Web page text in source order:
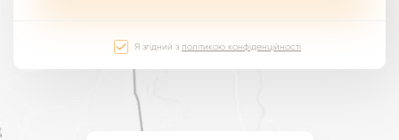
Я згідний з політикою конфіденційності